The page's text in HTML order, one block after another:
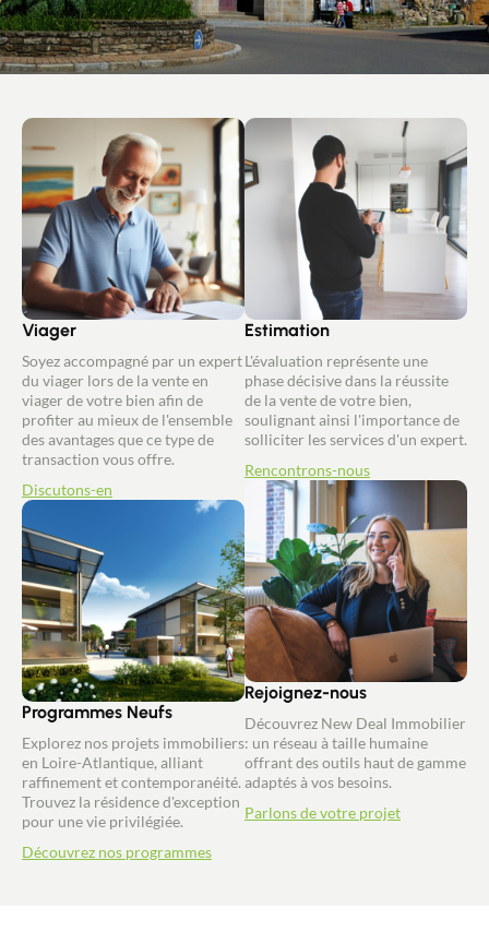
Viager
Soyez accompagné par un expert
du viager lors de la vente en
viager de votre bien afin de
profiter au mieux de l'ensemble
des avantages que ce type de
transaction vous offre.
Discutons-en
Programmes Neufs
Explorez nos projets immobiliers
en Loire-Atlantique, alliant
raffinement et contemporanéité.
Trouvez la résidence d'exception
pour une vie privilégiée.
Découvrez nos programmes
Estimation
L'évaluation représente une
phase décisive dans la réussite
de la vente de votre bien,
soulignant ainsi l'importance de
solliciter les services d'un expert.
Rencontrons-nous
Rejoignez-nous
Découvrez New Deal Immobilier
: un réseau à taille humaine
offrant des outils haut de gamme
adaptés à vos besoins.
Parlons de votre projet